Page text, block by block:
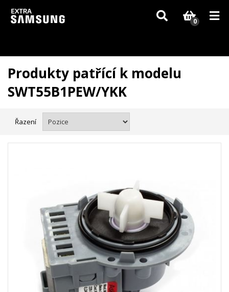
Vzhledem k aktuální situaci se může dodání dílů, které nejsou skladem,
zpozdit. Děkujeme za pochopení.
0
Produkty patřící k modelu
SWT55B1PEW/YKK
Řazení